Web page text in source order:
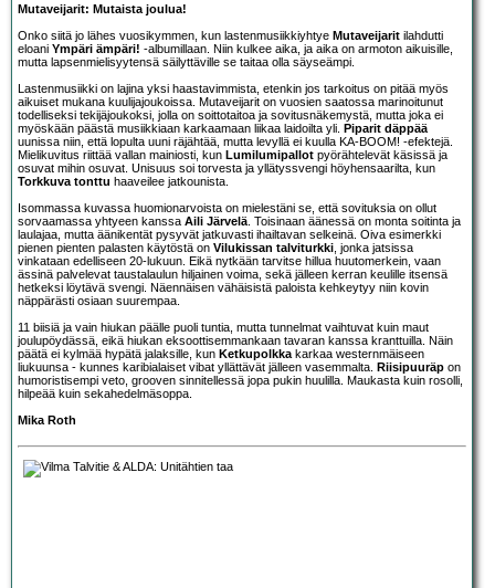
Mutaveijarit: Mutaista joulua!
Onko siitä jo lähes vuosikymmen, kun lastenmusiikkiyhtye Mutaveijarit ilahdutti
eloani Ympäri ämpäri! -albumillaan. Niin kulkee aika, ja aika on armoton aikuisille,
mutta lapsenmielisyytensä säilyttäville se taitaa olla säyseämpi.
Lastenmusiikki on lajina yksi haastavimmista, etenkin jos tarkoitus on pitää myös
aikuiset mukana kuulijajoukoissa. Mutaveijarit on vuosien saatossa marinoitunut
todelliseksi tekijäjoukoksi, jolla on soittotaitoa ja sovitusnäkemystä, mutta joka ei
myöskään päästä musiikkiaan karkaamaan liikaa laidoilta yli. Piparit däppää
uunissa niin, että lopulta uuni räjähtää, mutta levyllä ei kuulla KA-BOOM! -efektejä.
Mielikuvitus riittää vallan mainiosti, kun Lumilumipallot pyörähtelevät käsissä ja
osuvat mihin osuvat. Unisuus soi torvesta ja yllätyssvengi höyhensaarilta, kun
Torkkuva tonttu haaveilee jatkounista.
Isommassa kuvassa huomionarvoista on mielestäni se, että sovituksia on ollut
sorvaamassa yhtyeen kanssa Aili Järvelä . Toisinaan äänessä on monta soitinta ja
laulajaa, mutta äänikentät pysyvät jatkuvasti ihailtavan selkeinä. Oiva esimerkki
pienen pienten palasten käytöstä on Vilukissan talviturkki , jonka jatsissa
vinkataan edelliseen 20-lukuun. Eikä nytkään tarvitse hillua huutomerkein, vaan
ässinä palvelevat taustalaulun hiljainen voima, sekä jälleen kerran keulille itsensä
hetkeksi löytävä svengi. Näennäisen vähäisistä paloista kehkeytyy niin kovin
näppärästi osiaan suurempaa.
11 biisiä ja vain hiukan päälle puoli tuntia, mutta tunnelmat vaihtuvat kuin maut
joulupöydässä, eikä hiukan eksoottisemmankaan tavaran kanssa kranttuilla. Näin
päätä ei kylmää hypätä jalaksille, kun Ketkupolkka karkaa westernmäiseen
liukuunsa - kunnes karibialaiset vibat yllättävät jälleen vasemmalta. Riisipuuräp on
humoristisempi veto, grooven sinnitellessä jopa pukin huulilla. Maukasta kuin rosolli,
hilpeää kuin sekahedelmäsoppa.
Mika Roth